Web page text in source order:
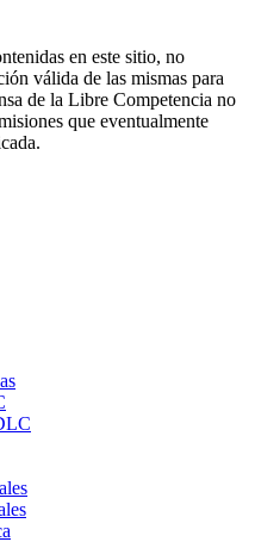
en este sitio, no
válida de las mismas para
de la Libre Competencia no
que eventualmente